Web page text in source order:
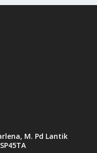
M. Pd Lantik